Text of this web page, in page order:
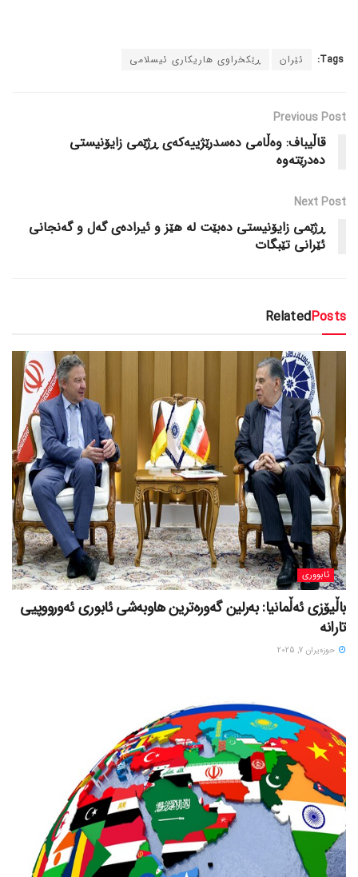
Tags: ئێران ڕێکخراوی هاریکاری ئیسلامی
Previous Post
قاڵیباف: وەڵامی دەسدرێژییەکەی ڕژێمی زایۆنیستی
دەدرێتەوە
Next Post
ڕژێمی زایۆنیستی دەبێت لە هێز و ئیرادەی گەل و گەنجانی
ئێرانی تێبگات
RelatedPosts
ئابووری
باڵیۆزی ئەڵمانیا: بەرلین گەورەترین هاوبەشی ئابوری ئەورووپیی
تارانە
حوزه‌یران 7, 2025